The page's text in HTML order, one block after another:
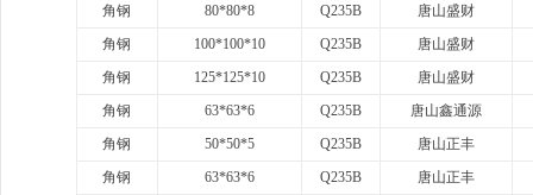
角钢
80*80*8 Q235B
唐山盛财
角钢
100*100*10 Q235B
唐山盛财
角钢
125*125*10 Q235B
唐山盛财
角钢
63*63*6 Q235B
唐山鑫通源
角钢
50*50*5 Q235B
唐山正丰
角钢
63*63*6 Q235B
唐山正丰